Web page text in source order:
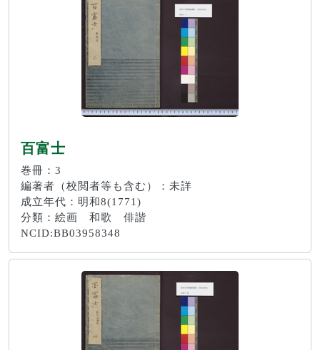
百富士
巻冊：3
編著者（校閲者等も含む）：未詳
成立年代：明和8(1771)
分類：絵画 和歌 俳諧
NCID:BB03958348